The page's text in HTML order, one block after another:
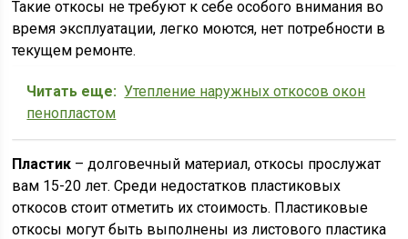
Такие откосы не требуют к себе особого внимания во
время эксплуатации, легко моются, нет потребности в
текущем ремонте.
Читать еще: Утепление наружных откосов окон
пенопластом
Пластик – долговечный материал, откосы прослужат
вам 15-20 лет. Среди недостатков пластиковых
откосов стоит отметить их стоимость. Пластиковые
откосы могут быть выполнены из листового пластика